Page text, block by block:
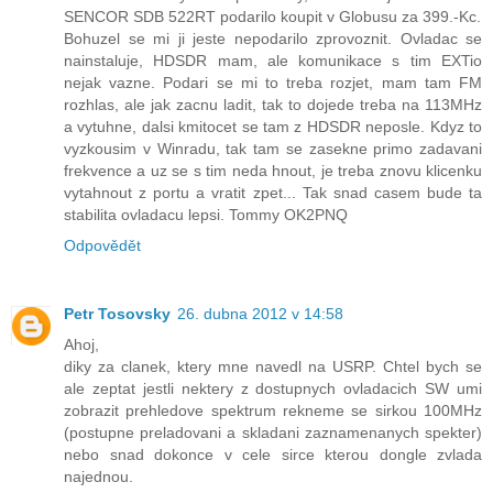
SENCOR SDB 522RT podarilo koupit v Globusu za 399.-Kc.
Bohuzel se mi ji jeste nepodarilo zprovoznit. Ovladac se
nainstaluje, HDSDR mam, ale komunikace s tim EXTio
nejak vazne. Podari se mi to treba rozjet, mam tam FM
rozhlas, ale jak zacnu ladit, tak to dojede treba na 113MHz
a vytuhne, dalsi kmitocet se tam z HDSDR neposle. Kdyz to
vyzkousim v Winradu, tak tam se zasekne primo zadavani
frekvence a uz se s tim neda hnout, je treba znovu klicenku
vytahnout z portu a vratit zpet... Tak snad casem bude ta
stabilita ovladacu lepsi. Tommy OK2PNQ
Odpovědět
Petr Tosovsky 26. dubna 2012 v 14:58
Ahoj,
diky za clanek, ktery mne navedl na USRP. Chtel bych se
ale zeptat jestli nektery z dostupnych ovladacich SW umi
zobrazit prehledove spektrum rekneme se sirkou 100MHz
(postupne preladovani a skladani zaznamenanych spekter)
nebo snad dokonce v cele sirce kterou dongle zvlada
najednou.